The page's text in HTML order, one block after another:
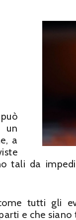
un
a
tali da
tutti gli
e che